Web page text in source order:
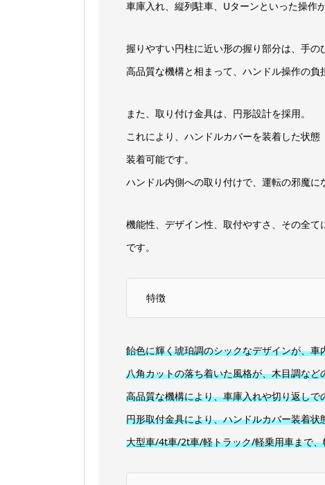
車庫入れ、縦列駐車、Uターンといった操作
握りやすい円柱に近い形の握り部分は、手の
高品質な機構と相まって、ハンドル操作の負
また、取り付け金具は、円形設計を採用。
これにより、ハンドルカバーを装着した状
装着可能です。
ハンドル内側への取り付けで、運転の邪魔に
機能性、デザイン性、取付やすさ、その全
です。
特徴
飴色に輝く琥珀調のシックなデザインが、
八角カットの落ち着いた風格が、木目調など
高品質な機構により、車庫入れや切り返し
円形取付金具により、ハンドルカバー装着
大型車/4t車/2t車/軽トラック/軽乗用車まで